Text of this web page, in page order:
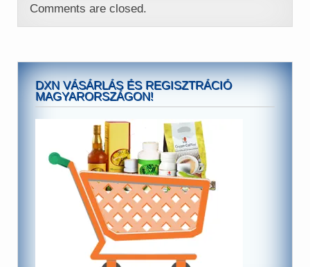
Comments are closed.
DXN VÁSÁRLÁS ÉS REGISZTRÁCIÓ
MAGYARORSZÁGON!